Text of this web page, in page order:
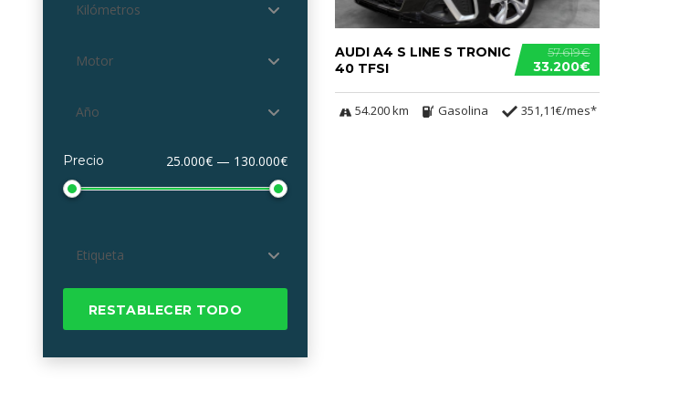
Kilómetros
Motor
Año
Precio 25.000€ — 130.000€
Etiqueta
RESTABLECER TODO
57.619€
33.200€
AUDI A4 S LINE S TRONIC
40 TFSI
54.200 km Gasolina 351,11€/mes*